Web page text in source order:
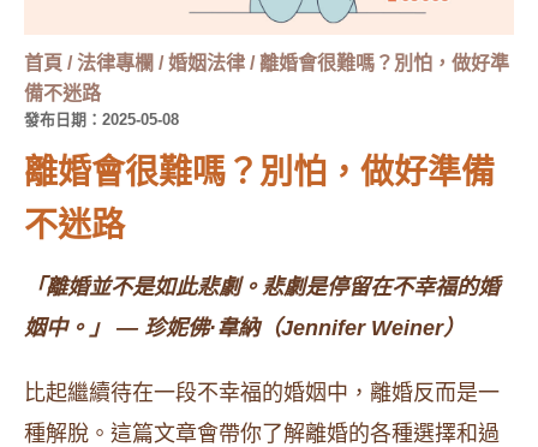
首頁 /法律專欄 /婚姻法律 /離婚會很難嗎？別怕，做好準
備不迷路
發布日期：2025-05-08
離婚會很難嗎？別怕，做好準備
不迷路
「離婚並不是如此悲劇。悲劇是停留在不幸福的婚
姻中。」 — 珍妮佛·韋納（Jennifer Weiner）
比起繼續待在一段不幸福的婚姻中，離婚反而是一
種解脫。這篇文章會帶你了解離婚的各種選擇和過